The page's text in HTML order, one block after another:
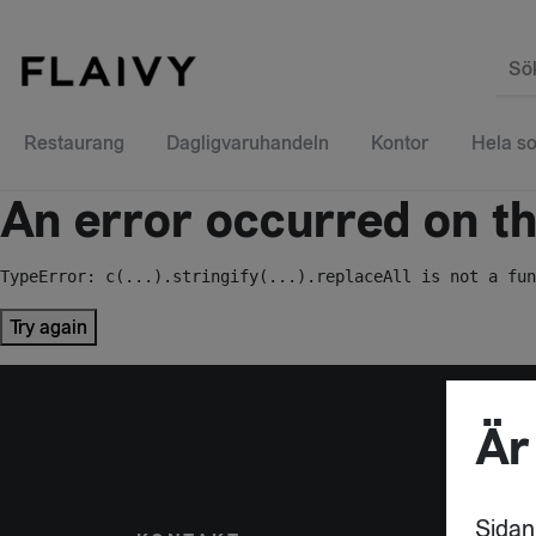
Restaurang Dagligvaruhandeln Kontor Hela
An error occurred on
TypeError: c(...).stringify(...).replaceAll is not a
Try again